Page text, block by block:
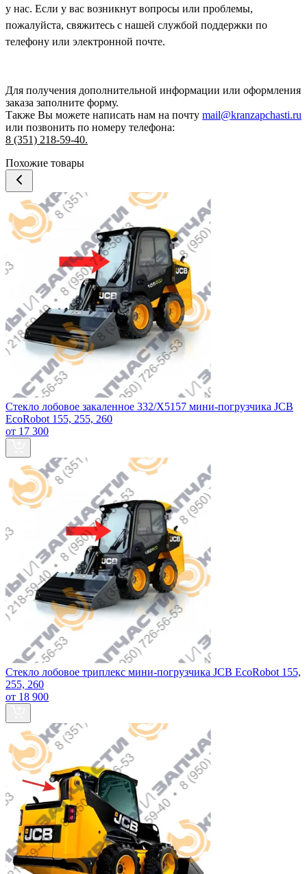
у нас. Если у вас возникнут вопросы или проблемы,
пожалуйста, свяжитесь с нашей службой поддержки по
телефону или электронной почте.
Для получения дополнительной информации или оформления
заказа заполните форму.
Также Вы можете написать нам на почту mail@kranzapchasti.ru
или позвонить по номеру телефона:
8 (351) 218-59-40.
Похожие товары
Стекло лобовое закаленное 332/X5157 мини-погрузчика JCB
EcoRobot 155, 255, 260
от 17 300
Стекло лобовое триплекс мини-погрузчика JCB EcoRobot 155,
255, 260
от 18 900